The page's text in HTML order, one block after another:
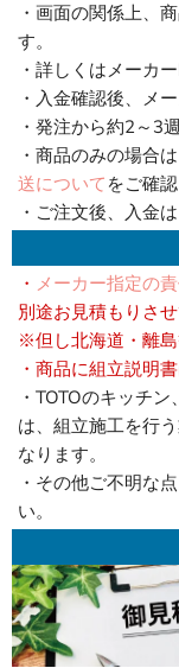
・画面の関係上、
す。
・詳しくはメーカ
・入金確認後、メ
・発注から約2～3
・商品のみの場合
送について をご確
・ご注文後、入金
・ メーカー指定の
別途お見積もりさせ
※但し北海道・離
・商品に組立説明
・TOTOのキッチ
は、組立施工を行
なります。
・その他ご不明な
い。